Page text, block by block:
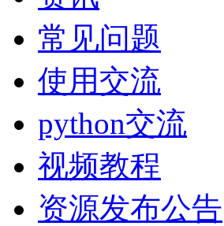
常见问题
使用交流
python交流
视频教程
资源发布公告